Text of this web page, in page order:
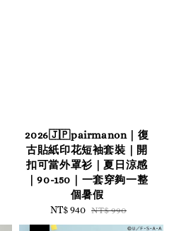
2026🇯🇵pairmanon｜復
古貼紙印花短袖套裝｜開
扣可當外罩衫｜夏日涼感
｜90-150｜一套穿夠一整
個暑假
Sale
price
NT$ 940 Regular
price
NT$ 990